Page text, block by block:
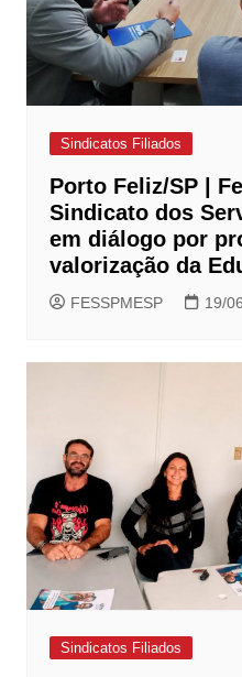
Sindicatos Filiados
Porto Feliz/SP |
Sindicato dos
em diálogo por
valorização da
FESSPMESP 19/
Sindicatos Filiados